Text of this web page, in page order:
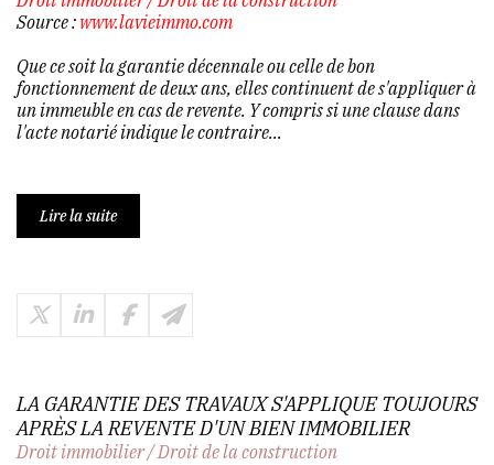
Source : www.lavieimmo.com
Que ce soit la garantie décennale ou celle de bon
fonctionnement de deux ans, elles continuent de s'appliquer à
un immeuble en cas de revente. Y compris si une clause dans
l'acte notarié indique le contraire...
Lire la suite
LA GARANTIE DES TRAVAUX S'APPLIQUE TOUJOURS
APRÈS LA REVENTE D'UN BIEN IMMOBILIER
Droit immobilier/Droit de la construction